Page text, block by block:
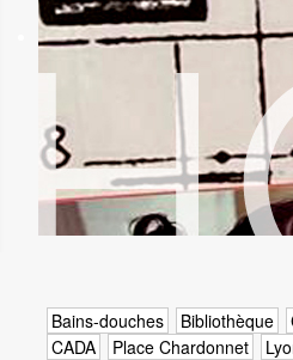
Bains-douches Bibliothèque
CADA
Place Chardonnet